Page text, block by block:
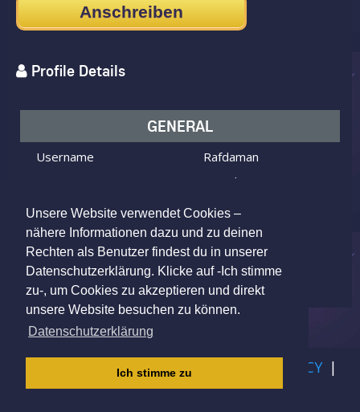
Unsere Website verwendet Cookies –
nähere Informationen dazu und zu deinen
Rechten als Benutzer findest du in unserer
Datenschutzerklärung. Klicke auf -Ich stimme
zu-, um Cookies zu akzeptieren und direkt
unsere Website besuchen zu können.
Datenschutzerklärung
Ich stimme zu
Anschreiben
Profile Details
GENERAL
Username
Rafdaman
Male
Looking for
Female
Age
49 y.o.
Location
Cuxhaven, Germany
TERMS OF USE PRIVACY POLICY |
CHILDREN PRIVACY